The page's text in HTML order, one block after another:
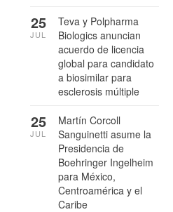
Teva y Polpharma
Biologics anuncian
acuerdo de licencia
global para candidato
a biosimilar para
esclerosis múltiple
25
JUL
Martín Corcoll
Sanguinetti asume la
Presidencia de
Boehringer Ingelheim
para México,
Centroamérica y el
Caribe
25
JUL